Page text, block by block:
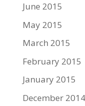
June 2015
May 2015
March 2015
February 2015
January 2015
December 2014